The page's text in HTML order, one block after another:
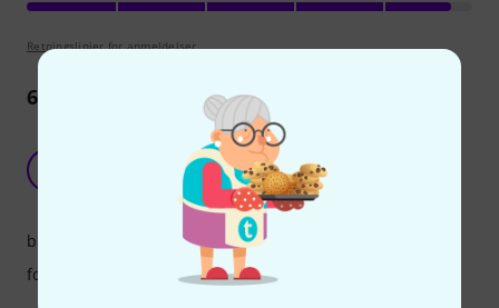
Retningslinjer for anmeldelser
68
Must have device for recording and live
MrBech 28.12.2020
billede/lyd
forarbejdning